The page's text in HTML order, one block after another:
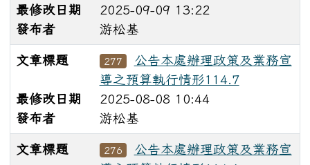
最修改日期
2025-09-09 13:22
發布者
游松基
文章標題 277
公告本處辦理政策及業務宣
導之預算執行情形114.7
最修改日期
2025-08-08 10:44
發布者
游松基
文章標題 276
公告本處辦理政策及業務宣